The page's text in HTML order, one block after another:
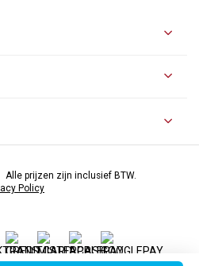
Alle prijzen zijn inclusief BTW.
Policy